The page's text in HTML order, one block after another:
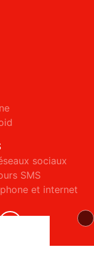
sociaux
SMS
et internet